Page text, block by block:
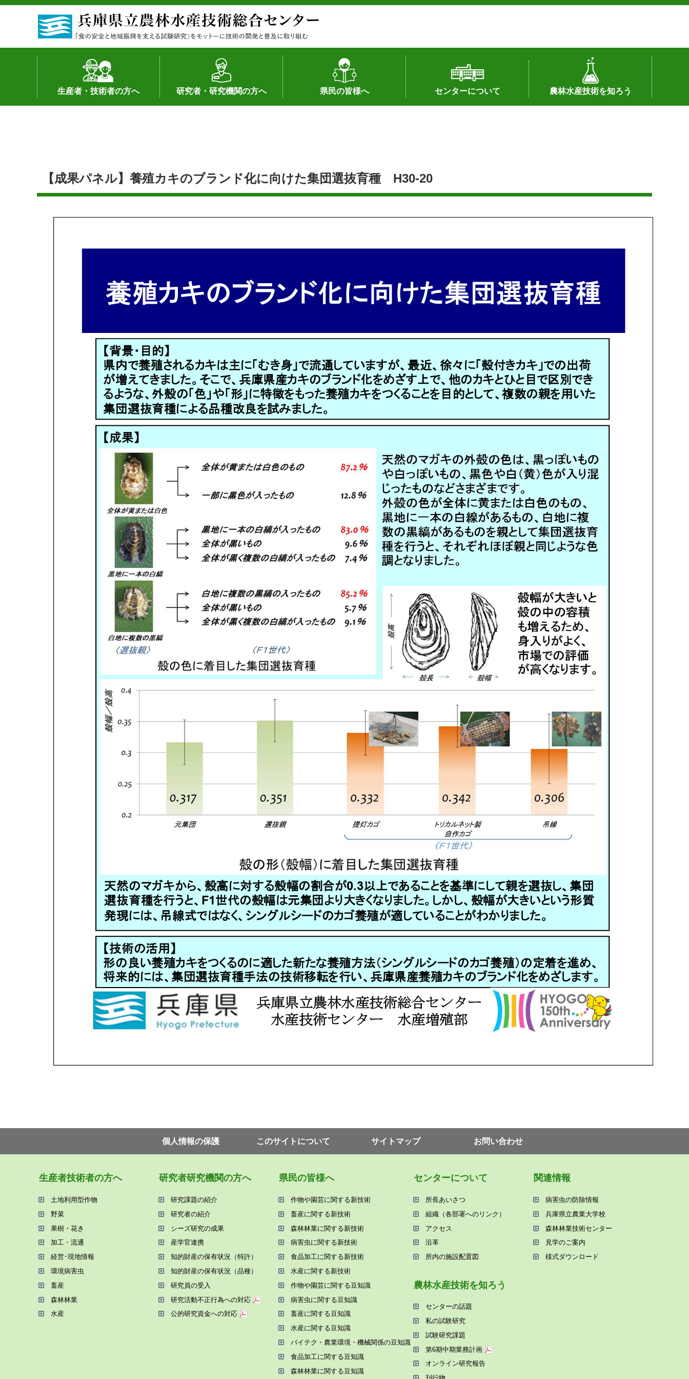
生産者・技術者の方へ
土地利用型作物
野菜
果樹・花き
加工・流通
経営･現地情報
環境病害虫
畜産
森林林業
水産
基幹種雄牛の紹介
研究者・研究機関の方へ
研究者の紹介
シーズ研究の成果
産学官連携
知的財産の保有状況（特許）
知的財産の保有状況（品種）
研究員の受入
研究活動不正行為への対応
公的研究資金への対応
県民の皆様へ
作物や園芸に関する新技術
畜産に関する新技術
森林林業に関する新技術
病害虫に関する新技術
食品加工に関する新技術
水産に関する新技術
作物や園芸に関する豆知識
病害虫に関する豆知識
畜産に関する豆知識
水産に関する豆知識
バイテク・農業環境・機械関係
食品加工に関する豆知識
森林林業に関する豆知識
センターについて
所長あいさつ
組織（各部署へのリンク）
アクセス
沿革
所内の施設配置図
農林水産技術を知ろう
センターの話題
私の試験研究
試験研究課題
第6期中期業務計画
オンライン研究報告
刊行物
知的財産に関する相談窓口
【成果パネル】養殖カキのブランド化に向けた集団選抜育種 H30-20
個⼈情報の保護 このサイトについて サイトマップ お問い合わせ
⽣産者技術者の⽅へ
⼟地利⽤型作物
野菜
果樹・花き
加⼯・流通
経営･現地情報
環境病害⾍
畜産
森林林業
⽔産
研究者研究機関の⽅へ
研究課題の紹介
研究者の紹介
シーズ研究の成果
産学官連携
知的財産の保有状況（特許）
知的財産の保有状況（品種）
研究員の受⼊
研究活動不正⾏為への対応
公的研究資金への対応
県⺠の皆様へ
作物や園芸に関する新技術
畜産に関する新技術
森林林業に関する新技術
病害⾍に関する新技術
⾷品加⼯に関する新技術
⽔産に関する新技術
作物や園芸に関する⾖知識
病害⾍に関する⾖知識
畜産に関する⾖知識
⽔産に関する⾖知識
バイテク・農業環境・機械関係の⾖知識
⾷品加⼯に関する⾖知識
森林林業に関する⾖知識
センターについて
所⻑あいさつ
組織（各部署へのリンク）
アクセス
沿⾰
所内の施設配置図
農林⽔産技術を知ろう
センターの話題
私の試験研究
試験研究課題
第6期中期業務計画
オンライン研究報告
関連情報
病害⾍の防除情報
兵庫県⽴農業⼤学校
森林林業技術センター
⾒学のご案内
様式ダウンロード